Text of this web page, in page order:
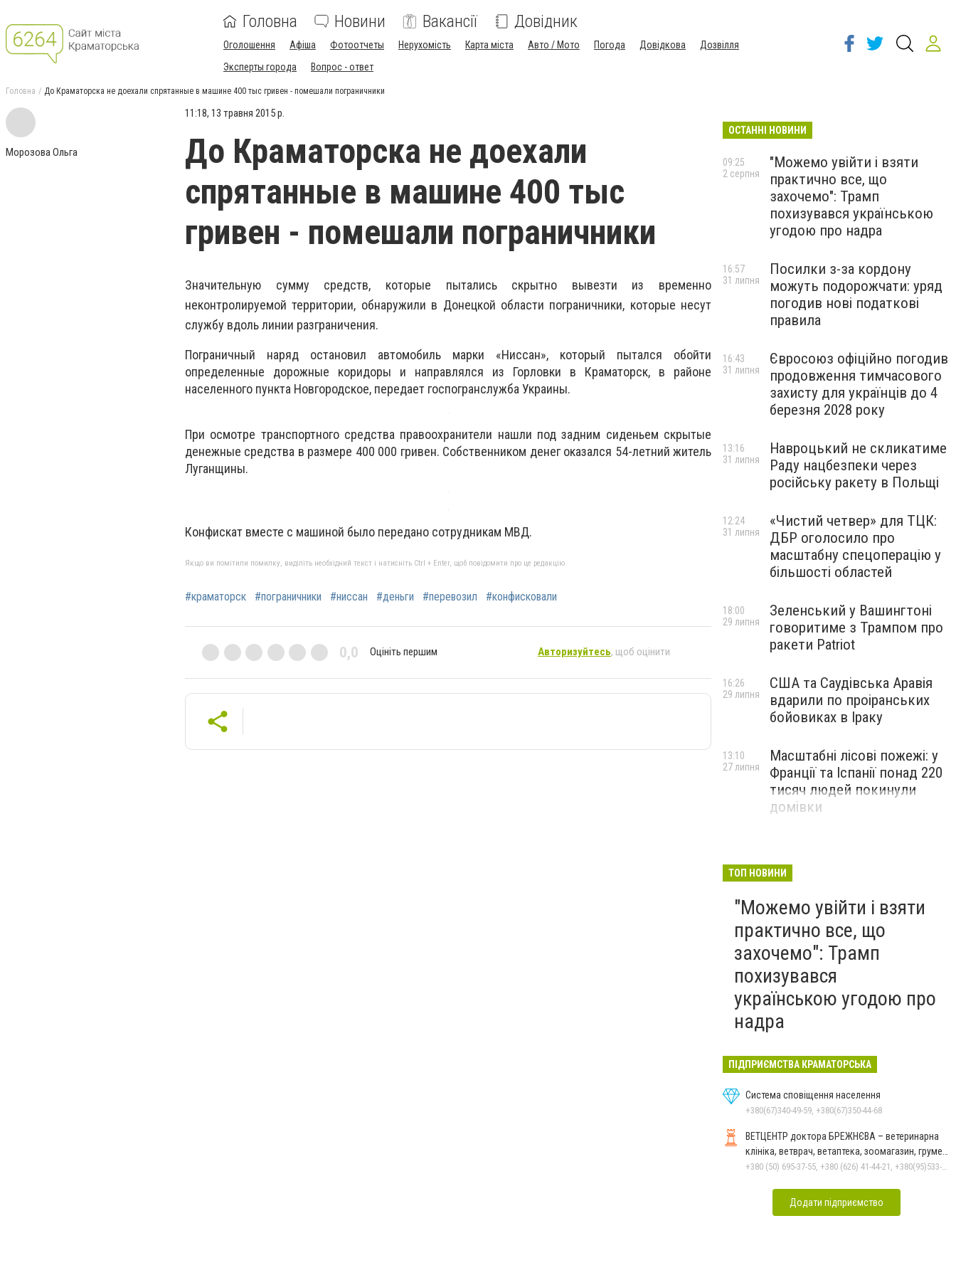
Головна Новини Вакансії Довідник
Оголошення Афіша Фотоотчеты Нерухомість Карта міста Авто / Мото Погода Довідкова
Дозвілля
Эксперты города
Вопрос - ответ
Головна До Краматорска не доехали спрятанные в машине 400 тыс гривен - помешали пограничники
Морозова Ольга
11:18, 13 травня 2015 р.
До Краматорска не доехали
спрятанные в машине 400 тыс
гривен - помешали пограничники
Значительную сумму средств, которые пытались скрытно вывезти из временно
неконтролируемой территории, обнаружили в Донецкой области пограничники, которые несут
службу вдоль линии разграничения.
Пограничный наряд остановил автомобиль марки «Ниссан», который пытался обойти
определенные дорожные коридоры и направлялся из Горловки в Краматорск, в районе
населенного пункта Новгородское, передает госпогранслужба Украины.
При осмотре транспортного средства правоохранители нашли под задним сиденьем скрытые
денежные средства в размере 400 000 гривен. Собственником денег оказался 54-летний житель
Луганщины.
Конфискат вместе с машиной было передано сотрудникам МВД.
Якщо ви помітили помилку, виділіть необхідний текст і натисніть Ctrl + Enter, щоб повідомити про це редакцію
#краматорск #пограничники #ниссан #деньги #перевозил #конфисковали
0,0 Оцініть першим Авторизуйтесь, щоб оцінити
ОСТАННІ НОВИНИ
"Можемо увійти і взяти
практично все, що
захочемо": Трамп
похизувався українською
угодою про надра
09:25
2 серпня
Посилки з-за кордону
можуть подорожчати: уряд
погодив нові податкові
правила
16:57
31 липня
Євросоюз офіційно погодив
продовження тимчасового
захисту для українців до 4
березня 2028 року
16:43
31 липня
Навроцький не скликатиме
Раду нацбезпеки через
російську ракету в Польщі
13:16
31 липня
«Чистий четвер» для ТЦК:
ДБР оголосило про
масштабну спецоперацію у
більшості областей
12:24
31 липня
Зеленський у Вашингтоні
говоритиме з Трампом про
ракети Patriot
18:00
29 липня
США та Саудівська Аравія
вдарили по проіранських
бойовиках в Іраку
16:26
29 липня
Масштабні лісові пожежі: у
Франції та Іспанії понад 220
тисяч людей покинули
домівки
13:10
27 липня
ТОП НОВИНИ
"Можемо увійти і взяти
практично все, що
захочемо": Трамп
похизувався
українською угодою про
надра
ПІДПРИЄМСТВА КРАМАТОРСЬКА
Система сповіщення населення
+380(67)340-49-59, +380(67)350-44-68
ВЕТЦЕНТР доктора БРЕЖНЄВА – ветеринарна
клініка, ветврач, ветаптека, зоомагазин, грумер,
стрижки.
+380 (50) 695-37-55, +380 (626) 41-44-21, +380(95)533-90-03
Додати підприємство